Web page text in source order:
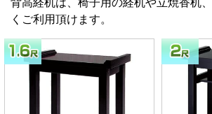
背高経机は、椅子用の経机や立焼香机
くご利用頂けます。